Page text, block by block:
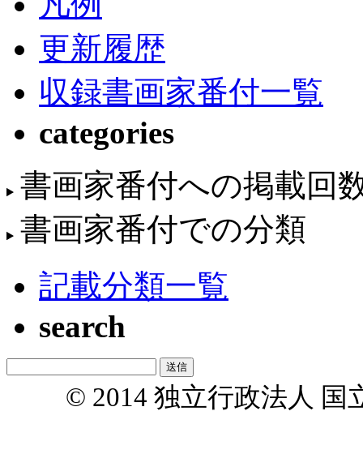
更新履歴
収録書画家番付一覧
categories
書画家番付への掲載回
書画家番付での分類
記載分類一覧
search
© 2014 独立行政法人 国